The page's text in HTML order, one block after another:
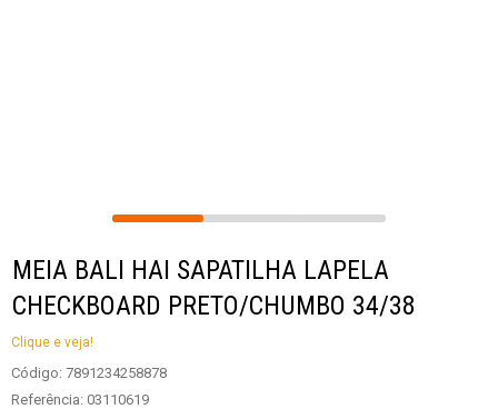
MEIA BALI HAI SAPATILHA LAPELA
CHECKBOARD PRETO/CHUMBO 34/38
Clique e veja!
Código: 7891234258878
Referência: 03110619